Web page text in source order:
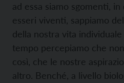
ad essa siamo sgomenti,
esseri viventi, sappiamo
della nostra vita
tempo percepiamo che
così, che le nostre
altro. Benché, a livello